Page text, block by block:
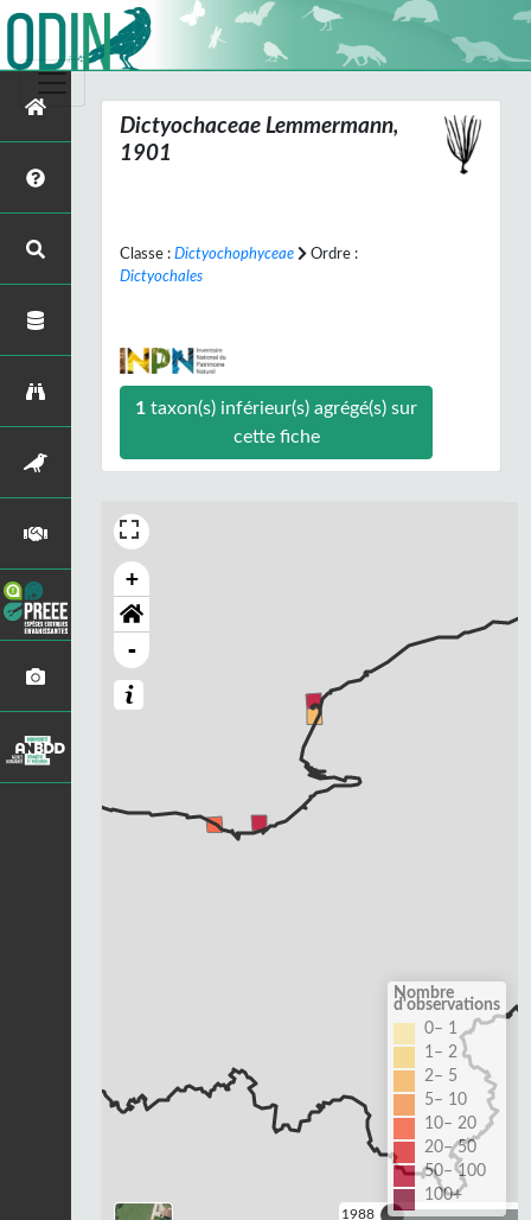
Dictyochaceae Lemmermann,
1901
Classe : Dictyochophyceae
Ordre :
Dictyochales
1taxon(s) inférieur(s) agrégé(s) sur
cette fiche
+
-
1988
Nombre
d'observations
0– 1
1– 2
2– 5
5– 10
10– 20
20– 50
50– 100
100+